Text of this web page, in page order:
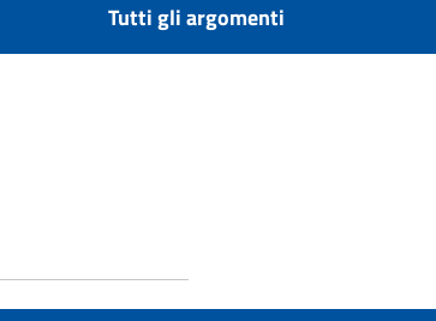
Tutti gli argomenti